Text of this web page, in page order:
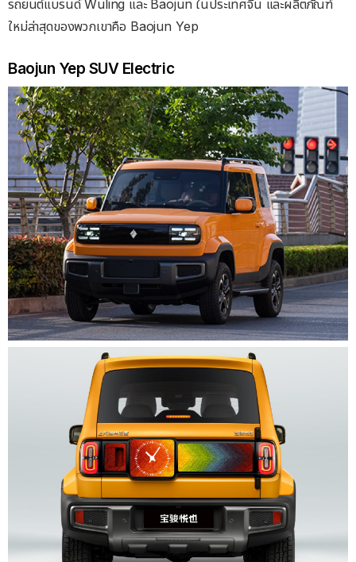
รถยนต์แบรนด์ Wuling และ Baojun ในประเทศจีน และผลิตภัณฑ์
ใหม่ล่าสุดของพวกเขาคือ Baojun Yep
Baojun Yep SUV Electric